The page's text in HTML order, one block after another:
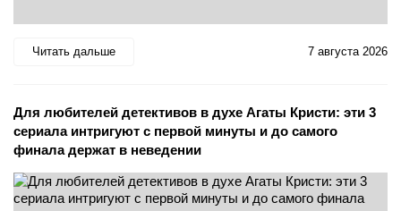
Читать дальше 7 августа 2026
Для любителей детективов в духе Агаты Кристи: эти 3
сериала интригуют с первой минуты и до самого
финала держат в неведении